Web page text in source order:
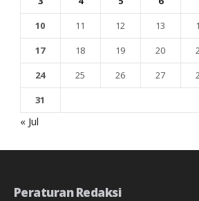
10
11 12 13
17
18 19 20
24
25 26 27
31
« Jul
Peraturan Redaksi